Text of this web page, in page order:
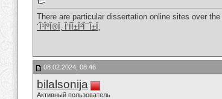
There are particular dissertation online sites over
´Î¹ÎºÎ®Ï‚ Î‘ÏÎ±Î²Î¯Î±Ï‚
08.02.2024, 08:46
bilalsonija
Активный пользователь